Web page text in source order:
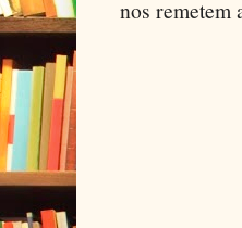
nos remetem